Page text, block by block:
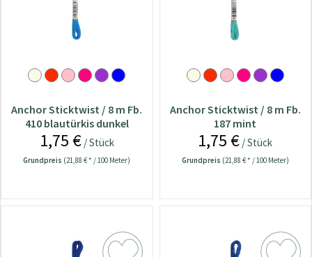
Anchor Sticktwist / 8 m Fb.
410 blautürkis dunkel
1,75 €/ Stück
Grundpreis (21,88 € * / 100 Meter)
Anchor Sticktwist / 8 m Fb.
187 mint
1,75 € / Stück
Grundpreis (21,88 € * / 100 Meter)